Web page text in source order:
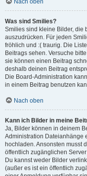
Nach oben
Was sind Smilies?
Smilies sind kleine Bilder, die
auszudrücken. Für jeden
fröhlich und :( traurig. Die
Beitrags sehen. Versuche
sie können einen Beitrag
deshalb deinen Beitrag
Die Board-Administration
in einem Beitrag benutzen
Nach oben
Kann ich Bilder in meine
Ja, Bilder können in deinem
Administration Dateianhänge
hochladen. Ansonsten musst
öffentlich zugänglichen
Du kannst weder Bilder
(außer es ist ein öffentlich